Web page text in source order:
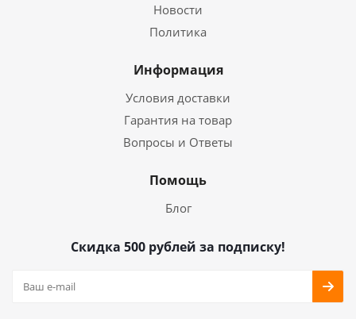
Новости
Политика
Информация
Условия доставки
Гарантия на товар
Вопросы и Ответы
Помощь
Блог
Скидка 500 рублей за подписку!